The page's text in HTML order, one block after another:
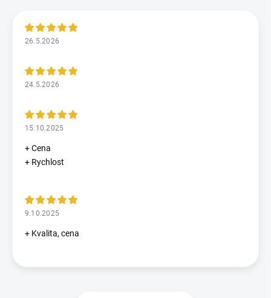
26.5.2026
24.5.2026
15.10.2025
+ Cena
+ Rychlost
9.10.2025
+ Kvalita, cena